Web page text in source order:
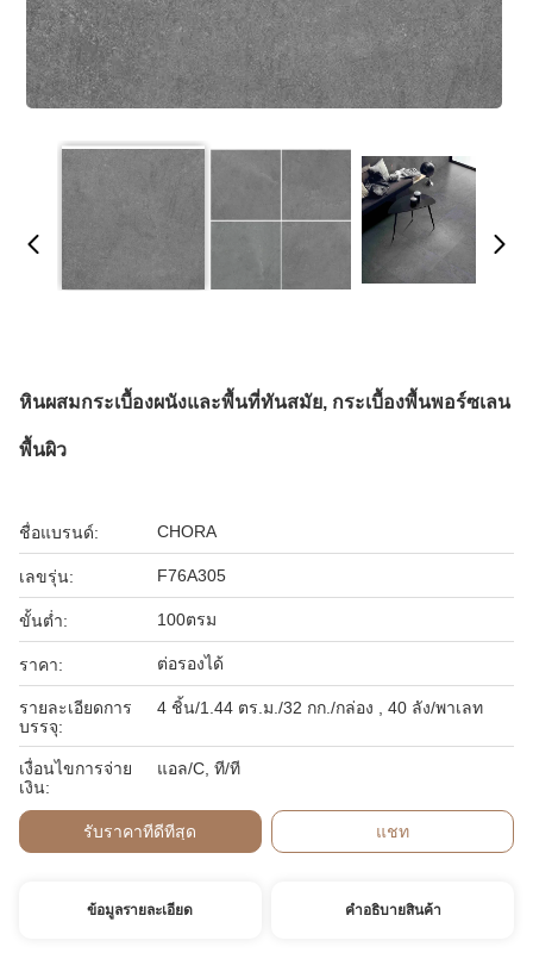
หินผสมกระเบื้องผนังและพื้นที่ทันสมัย, กระเบื้องพื้นพอร์ซเลน
พื้นผิว
ชื่อแบรนด์: CHORA
เลขรุ่น: F76A305
ขั้นต่ำ: 100ตรม
ราคา: ต่อรองได้
รายละเอียดการ
บรรจุ:
4 ชิ้น/1.44 ตร.ม./32 กก./กล่อง , 40 ลัง/พาเลท
เงื่อนไขการจ่าย
เงิน:
แอล/C, ที/ที
รับราคาที่ดีที่สุด แชท
ข้อมูลรายละเอียด คําอธิบายสินค้า